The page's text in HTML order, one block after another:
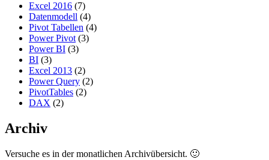
Excel 2016 (7)
Datenmodell (4)
Pivot Tabellen (4)
Power Pivot (3)
Power BI (3)
BI (3)
Excel 2013 (2)
Power Query (2)
PivotTables (2)
DAX (2)
Archiv
Versuche es in der monatlichen Archivübersicht. 🙂